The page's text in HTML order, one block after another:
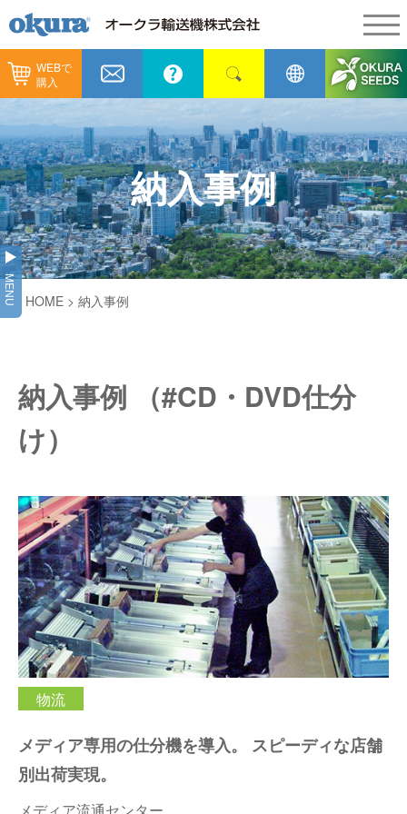
WEBで
購入
製品情報
製品情報
コンベヤ機器
コンベヤ機器を探す
用途から探す
コンベヤ機器の技術情報
GTPシステム
仕分けシステム
保管システム
パレタイズ・デパレタイズシステム
バンニング・デバンニングシステム
バーチカル装置（垂直搬送機）
周辺機器
納入事例
納入事例
全業種
製造
物流
通販
食品
メンテナンス
カタログ／CAD
会社情報
会社情報
企業理念
会社概要
オークラグループ
事業紹介
沿革
オークラの取組み
採用情報
オークラミュージアム
新着情報
生産終了品
物流用語集
オークラ育英財団
プライバシーポリシー
サイトポリシー
納入事例
MENU HOME > 納入事例
納入事例 （#CD・DVD仕分
け）
物流
メディア専用の仕分機を導入。 スピーディな店舗
別出荷実現。